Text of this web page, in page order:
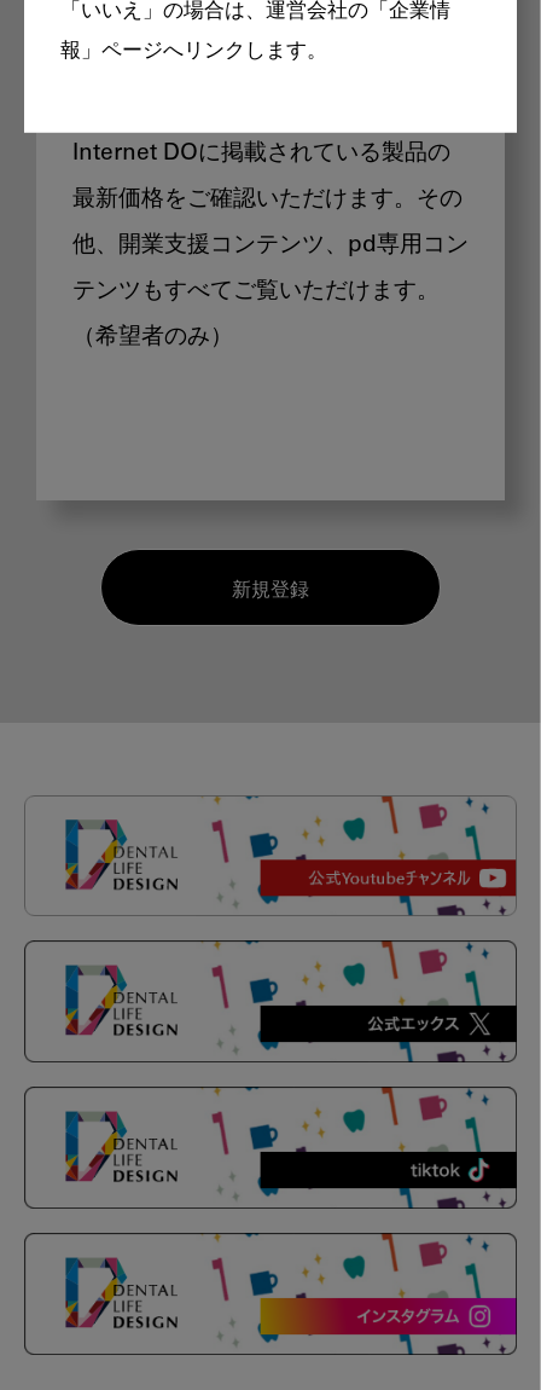
「いいえ」の場合は、運営会社の「企業情
報」ページへリンクします。
製品価格も閲覧可能
Internet DOに掲載されている製品の
最新価格をご確認いただけます。その
他、開業支援コンテンツ、pd専用コン
テンツもすべてご覧いただけます。
（希望者のみ）
新規登録